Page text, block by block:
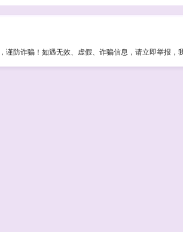
谨防诈骗！如遇无效、虚假、诈骗信息，请立即举报，